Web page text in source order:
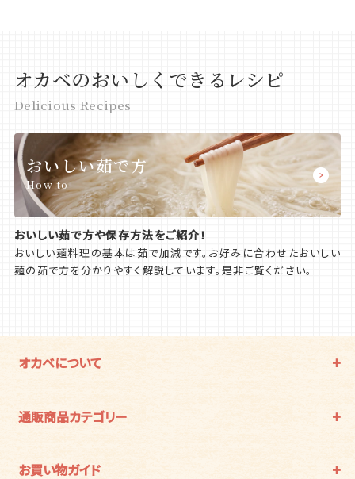
オカベのおいしくできるレシピ
Delicious Recipes
おいしい茹で方
How to
おいしい茹で方や保存方法をご紹介！
おいしい麺料理の基本は茹で加減です。お好みに合わせたおいしい
麺の茹で方を分かりやすく解説しています。是非ご覧ください。
オカベについて
通販商品カテゴリー
お買い物ガイド